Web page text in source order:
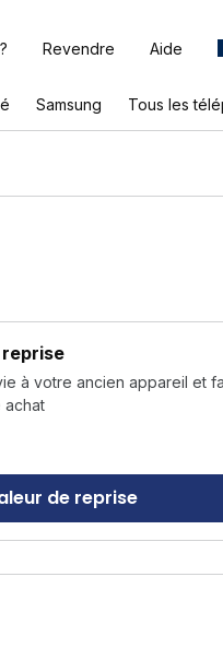
Revendre Aide
Samsung Tous les
à votre ancien appareil et
achat
de reprise